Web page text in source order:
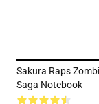
Sakura Raps
Saga Notebook